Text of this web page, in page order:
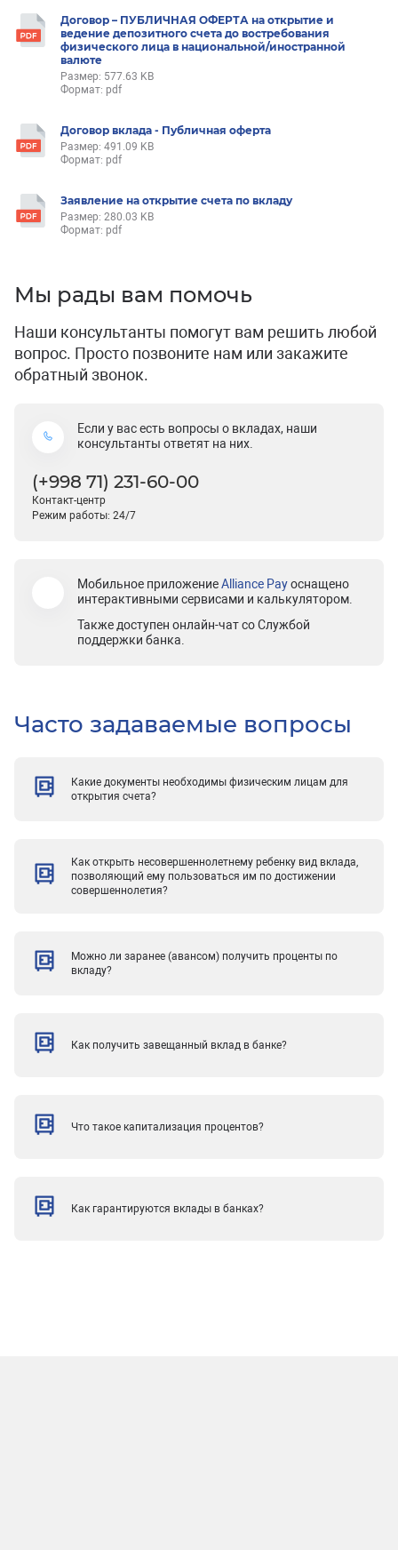
Договор – ПУБЛИЧНАЯ ОФЕРТА на открытие и
ведение депозитного счета до востребования
физического лица в национальной/иностранной
валюте
Размер: 577.63 KB
Формат: pdf
Договор вклада - Публичная оферта
Размер: 491.09 KB
Формат: pdf
Заявление на открытие счета по вкладу
Размер: 280.03 KB
Формат: pdf
Мы рады вам помочь
Наши консультанты помогут вам решить любой
вопрос. Просто позвоните нам или закажите
обратный звонок.
Если у вас есть вопросы о вкладах, наши
консультанты ответят на них.
(+998 71) 231-60-00
Контакт-центр
Режим работы: 24/7
Мобильное приложениеAlliance Payоснащено
интерактивными сервисами и калькулятором.
Также доступен онлайн-чат со Службой
поддержки банка.
Часто задаваемые вопросы
Какие документы необходимы физическим лицам для
открытия счета?
Как открыть несовершеннолетнему ребенку вид вклада,
позволяющий ему пользоваться им по достижении
совершеннолетия?
Можно ли заранее (авансом) получить проценты по
вкладу?
Как получить завещанный вклад в банке?
Что такое капитализация процентов?
Как гарантируются вклады в банках?